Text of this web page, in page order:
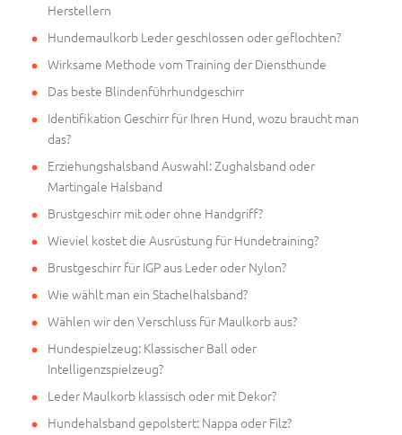
Herstellern
Hundemaulkorb Leder geschlossen oder geflochten?
Wirksame Methode vom Training der Diensthunde
Das beste Blindenführhundgeschirr
Identifikation Geschirr für Ihren Hund, wozu braucht man
das?
Erziehungshalsband Auswahl: Zughalsband oder
Martingale Halsband
Brustgeschirr mit oder ohne Handgriff?
Wieviel kostet die Ausrüstung für Hundetraining?
Brustgeschirr für IGP aus Leder oder Nylon?
Wie wählt man ein Stachelhalsband?
Wählen wir den Verschluss für Maulkorb aus?
Hundespielzeug: Klassischer Ball oder
Intelligenzspielzeug?
Leder Maulkorb klassisch oder mit Dekor?
Hundehalsband gepolstert: Nappa oder Filz?